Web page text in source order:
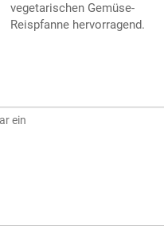
vegetarischen Gemüse-
Reispfanne hervorragend.